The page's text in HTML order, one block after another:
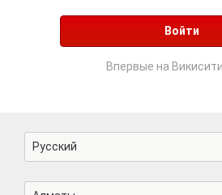
Войти
Впервые на
Русский